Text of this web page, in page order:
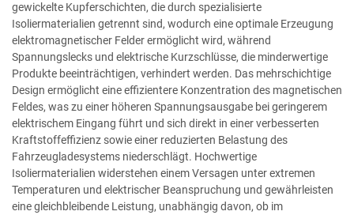
gewickelte Kupferschichten, die durch spezialisierte
Isoliermaterialien getrennt sind, wodurch eine optimale Erzeugung
elektromagnetischer Felder ermöglicht wird, während
Spannungslecks und elektrische Kurzschlüsse, die minderwertige
Produkte beeinträchtigen, verhindert werden. Das mehrschichtige
Design ermöglicht eine effizientere Konzentration des magnetischen
Feldes, was zu einer höheren Spannungsausgabe bei geringerem
elektrischem Eingang führt und sich direkt in einer verbesserten
Kraftstoffeffizienz sowie einer reduzierten Belastung des
Fahrzeugladesystems niederschlägt. Hochwertige
Isoliermaterialien widerstehen einem Versagen unter extremen
Temperaturen und elektrischer Beanspruchung und gewährleisten
eine gleichbleibende Leistung, unabhängig davon, ob im